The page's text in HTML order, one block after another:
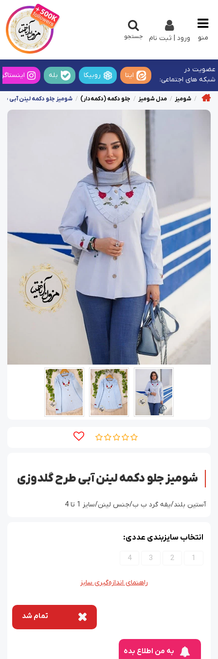
منو ورود | ثبت نام جستجو
عضویت در
شبکه های اجتماعی:
ایتا روبیکا بله
شومیز مدل شومیز جلو دکمه (دکمه‌دار) شومیز جلو دکمه لینن آبی
شومیز جلو دکمه لینن آبی طرح گلدوزی
آستین بلند/یقه گرد ب ب/جنس لینن/سایز 1 تا 4
انتخاب سایزبندی عددی:
1
2
3
4
راهنمای اندازه‌گیری سایز
تمام شد
به من اطلاع بده